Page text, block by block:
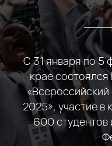
С 31 января по 5
крае
2025», участие
600 студентов